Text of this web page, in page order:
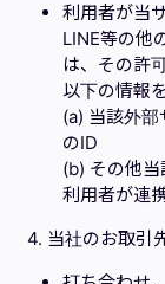
利用者が当
LINE等の他
は、その許
以下の情報
(a) 当該外
のID
(b) その他
利用者が連
4. 当社のお取引